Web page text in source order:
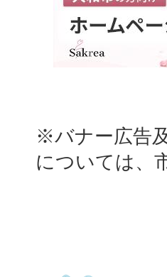
※バナー広告
については、